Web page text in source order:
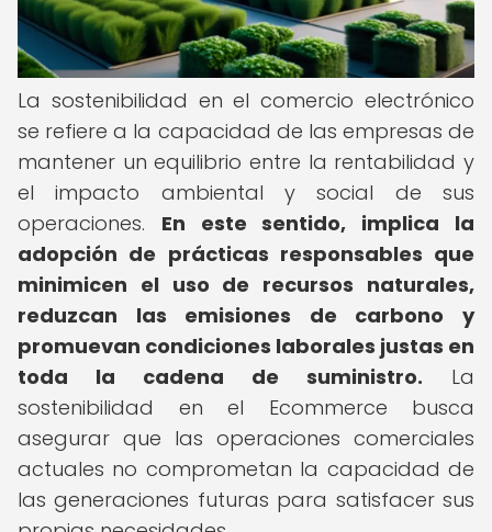
La sostenibilidad en el comercio electrónico
se refiere a la capacidad de las empresas de
mantener un equilibrio entre la rentabilidad y
el impacto ambiental y social de sus
operaciones. En este sentido, implica la
adopción de prácticas responsables que
minimicen el uso de recursos naturales,
reduzcan las emisiones de carbono y
promuevan condiciones laborales justas en
toda la cadena de suministro. La
sostenibilidad en el Ecommerce busca
asegurar que las operaciones comerciales
actuales no comprometan la capacidad de
las generaciones futuras para satisfacer sus